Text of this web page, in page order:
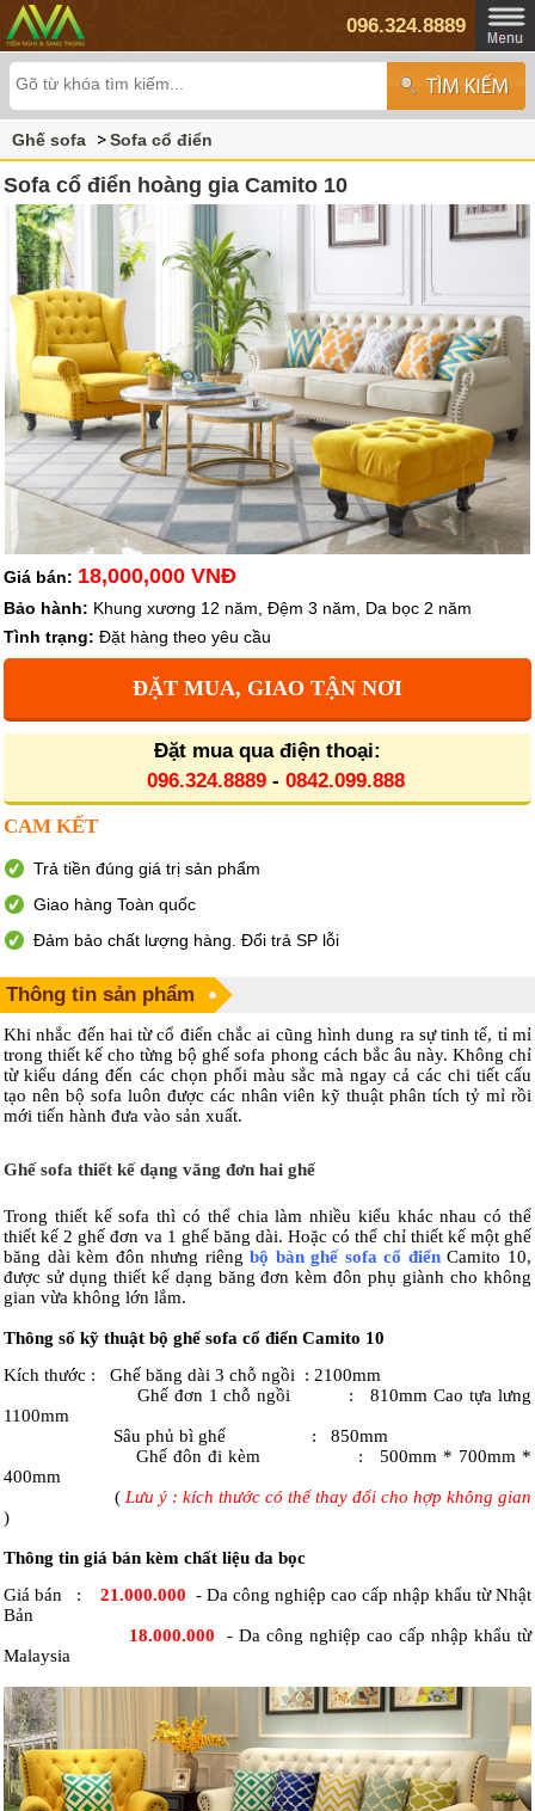
096.324.8889
Ghế sofa Sofa cổ điển
Sofa cổ điển hoàng gia Camito 10
Giá bán: 18,000,000 VNĐ
Bảo hành: Khung xương 12 năm, Đệm 3 năm, Da bọc 2 năm
Tình trạng: Đặt hàng theo yêu cầu
ĐẶT MUA, GIAO TẬN NƠI
Đặt mua qua điện thoại:
096.324.8889- 0842.099.888
CAM KẾT
Trả tiền đúng giá trị sản phẩm
Giao hàng Toàn quốc
Đảm bảo chất lượng hàng. Đổi trả SP lỗi
Thông tin sản phẩm
Khi nhắc đến hai từ cổ điển chắc ai cũng hình dung ra sự tinh tế, tỉ mỉ
trong thiết kế cho từng bộ ghế sofa phong cách bắc âu này. Không chỉ
từ kiểu dáng đến các chọn phối màu sắc mà ngay cả các chi tiết cấu
tạo nên bộ sofa luôn được các nhân viên kỹ thuật phân tích tỷ mỉ rồi
mới tiến hành đưa vào sản xuất.
Ghế sofa thiết kế dạng văng đơn hai ghế
Trong thiết kế sofa thì có thể chia làm nhiều kiểu khác nhau có thể
thiết kế 2 ghế đơn va 1 ghế băng dài. Hoặc có thể chỉ thiết kế một ghế
băng dài kèm đôn nhưng riêngbộ bàn ghế sofa cổ điểnCamito 10,
được sử dụng thiết kế dạng băng đơn kèm đôn phụ giành cho không
gian vừa không lớn lắm.
Thông số kỹ thuật bộ ghế sofa cổ điển Camito 10
Kích thước : Ghế băng dài 3 chỗ ngồi : 2100mm
Ghế đơn 1 chỗ ngồi : 810mm Cao tựa lưng
1100mm
Sâu phủ bì ghế : 850mm
Ghế đôn đi kèm : 500mm * 700mm *
400mm
(Lưu ý : kích thước có thể thay đổi cho hợp không gian
)
Thông tin giá bán kèm chất liệu da bọc
Giá bán
: 21.000.000 - Da công nghiệp cao cấp nhập khẩu từ Nhật
Bản
18.000.000 - Da công nghiệp cao cấp nhập khẩu từ
Malaysia